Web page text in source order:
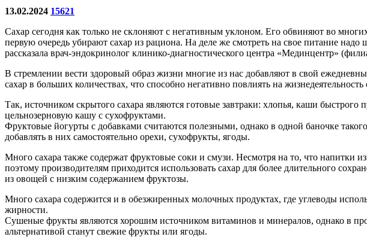
13.02.2024 15621
Сахар сегодня как только не склоняют с негативным уклоном. Его обвиняют во
первую очередь убирают сахар из рациона. На деле же смотреть на свое питание
рассказала врач-эндокринолог клинико-диагностического центра «Мединцентр»
В стремлении вести здоровый образ жизни многие из нас добавляют в свой
сахар в больших количествах, что способно негативно повлиять на жизнедеятельность
Так, источником скрытого сахара являются готовые завтраки: хлопья, каши
цельнозерновую кашу с сухофруктами.
Фруктовые йогурты с добавками считаются полезными, однако в одной баночке
добавлять в них самостоятельно орехи, сухофрукты, ягоды.
Много сахара также содержат фруктовые соки и смузи. Несмотря на то, что напитки
поэтому производителям приходится использовать сахар для более длительного
из овощей с низким содержанием фруктозы.
Много сахара содержится и в обезжиренных молочных продуктах, где углеводы
жирности.
Сушеные фрукты являются хорошим источником витаминов и минералов, однако в
альтернативой станут свежие фрукты или ягоды.